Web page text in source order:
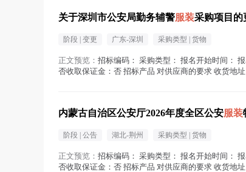
关于深圳市公安局勤务辅警服装采购项目的
阶段 | 变更 广东-深圳 采购类型 | 货物
正文预览： 招标编码： 采购类型： 报名开始时间：
否收取保证金：否 招标产品 对供应商的要求 收货地
内蒙古自治区公安厅2026年度全区公安服装
阶段 | 公告 湖北-荆州 采购类型 | 货物
正文预览： 招标编码： 采购类型： 报名开始时间：
否收取保证金：否 招标产品 对供应商的要求 收货地